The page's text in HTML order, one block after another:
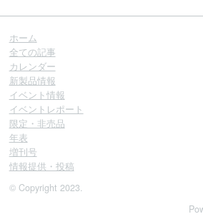
ホーム
全ての記事
カレンダー
新製品情報
イベント情報
イベントレポート
限定・非売品
年表
増刊号
情報提供・投稿
© Copyright 2023.